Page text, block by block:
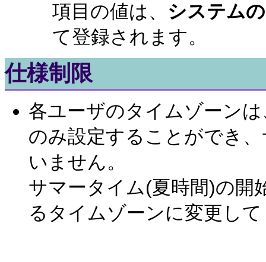
項目の値は、 システムの
て登録されます。
仕様制限
各ユーザのタイムゾーン
のみ設定することができ
いません。
サマータイム(夏時間)の開
るタイムゾーンに変更し